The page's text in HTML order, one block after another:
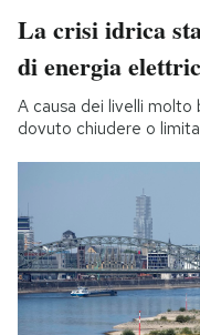
La crisi idrica
di energia
A causa dei livelli molto
dovuto chiudere o